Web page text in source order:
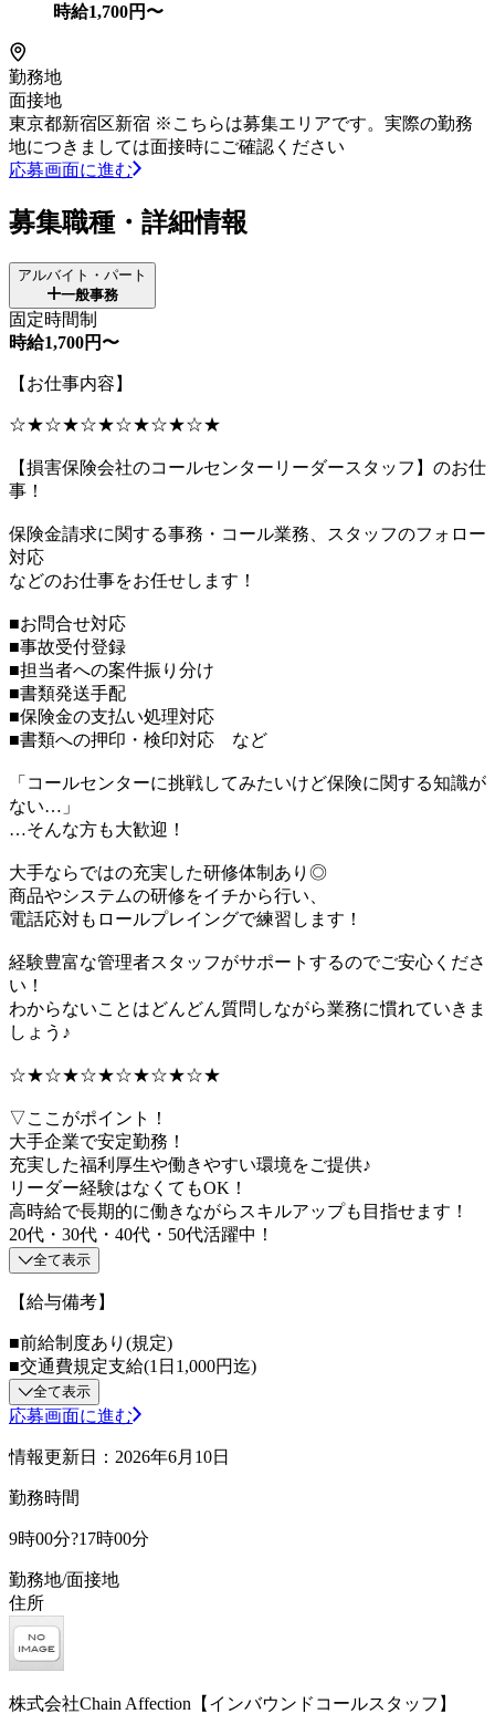
時給1,700円〜
勤務地
面接地
東京都新宿区新宿 ※こちらは募集エリアです。実際の勤務
地につきましては面接時にご確認ください
応募画面に進む
募集職種・詳細情報
アルバイト・パート
一般事務
固定時間制
時給1,700円〜
【お仕事内容】
☆★☆★☆★☆★☆★☆★
【損害保険会社のコールセンターリーダースタッフ】のお仕
事！
保険金請求に関する事務・コール業務、スタッフのフォロー
対応
などのお仕事をお任せします！
■お問合せ対応
■事故受付登録
■担当者への案件振り分け
■書類発送手配
■保険金の支払い処理対応
■書類への押印・検印対応 など
「コールセンターに挑戦してみたいけど保険に関する知識が
ない…」
…そんな方も大歓迎！
大手ならではの充実した研修体制あり◎
商品やシステムの研修をイチから行い、
電話応対もロールプレイングで練習します！
経験豊富な管理者スタッフがサポートするのでご安心くださ
い！
わからないことはどんどん質問しながら業務に慣れていきま
しょう♪
☆★☆★☆★☆★☆★☆★
▽ここがポイント！
大手企業で安定勤務！
充実した福利厚生や働きやすい環境をご提供♪
リーダー経験はなくてもOK！
高時給で長期的に働きながらスキルアップも目指せます！
20代・30代・40代・50代活躍中！
全て表示
【給与備考】
■前給制度あり(規定)
■交通費規定支給(1日1,000円迄)
全て表示
応募画面に進む
情報更新日：2026年6月10日
勤務時間
9時00分?17時00分
勤務地/面接地
住所
株式会社Chain Affection【インバウンドコールスタッフ】